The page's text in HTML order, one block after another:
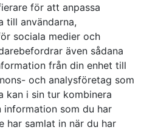
för att anpassa
till användarna,
sociala medier och
även sådana
från din enhet till
och analysföretag som
kan i sin tur kombinera
information som du har
har samlat in när du har
matt
pris med moms